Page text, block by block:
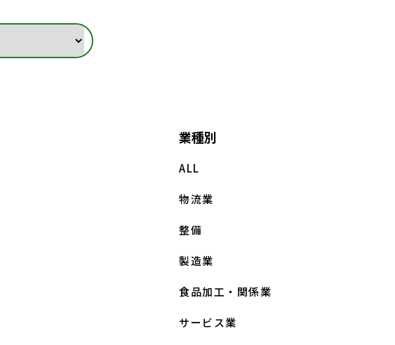
業種別
ALL
物流業
整備
製造業
食品加工・関係業
サービス業